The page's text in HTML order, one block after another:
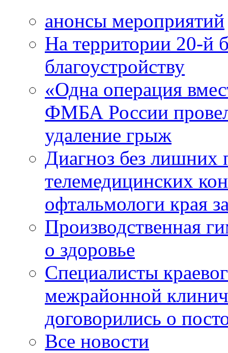
анонсы мероприятий
На территории 20-й
благоустройству
«Одна операция
ФМБА России
удаление грыж
Диагноз без лишних
телемедицинских
офтальмологи края
Производственная
о здоровье
Специалисты
межрайонной
договорились о
Все новости